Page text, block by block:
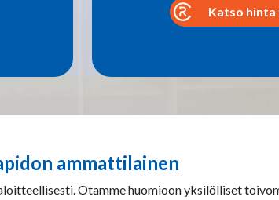
Katso
ammattilainen
Otamme huomioon yksilölliset